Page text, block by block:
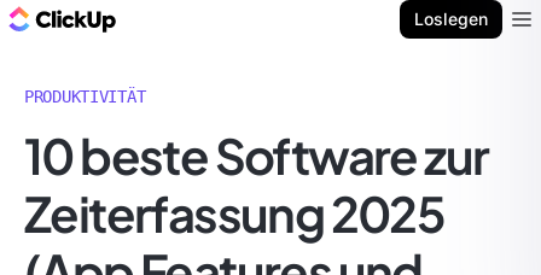
Loslegen
PRODUKTIVITÄT
10 beste Software zur
Zeiterfassung 2025